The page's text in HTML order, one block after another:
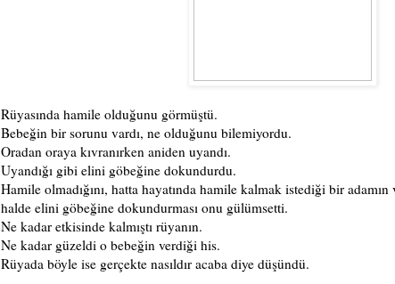
Rüyasında hamile olduğunu görmüştü.
Bebeğin bir sorunu vardı, ne olduğunu bilemiyordu.
Oradan oraya kıvranırken aniden uyandı.
Uyandığı gibi elini göbeğine dokundurdu.
Hamile olmadığını, hatta hayatında hamile kalmak istediği bir adamın
halde elini göbeğine dokundurması onu gülümsetti.
Ne kadar etkisinde kalmıştı rüyanın.
Ne kadar güzeldi o bebeğin verdiği his.
Rüyada böyle ise gerçekte nasıldır acaba diye düşündü.